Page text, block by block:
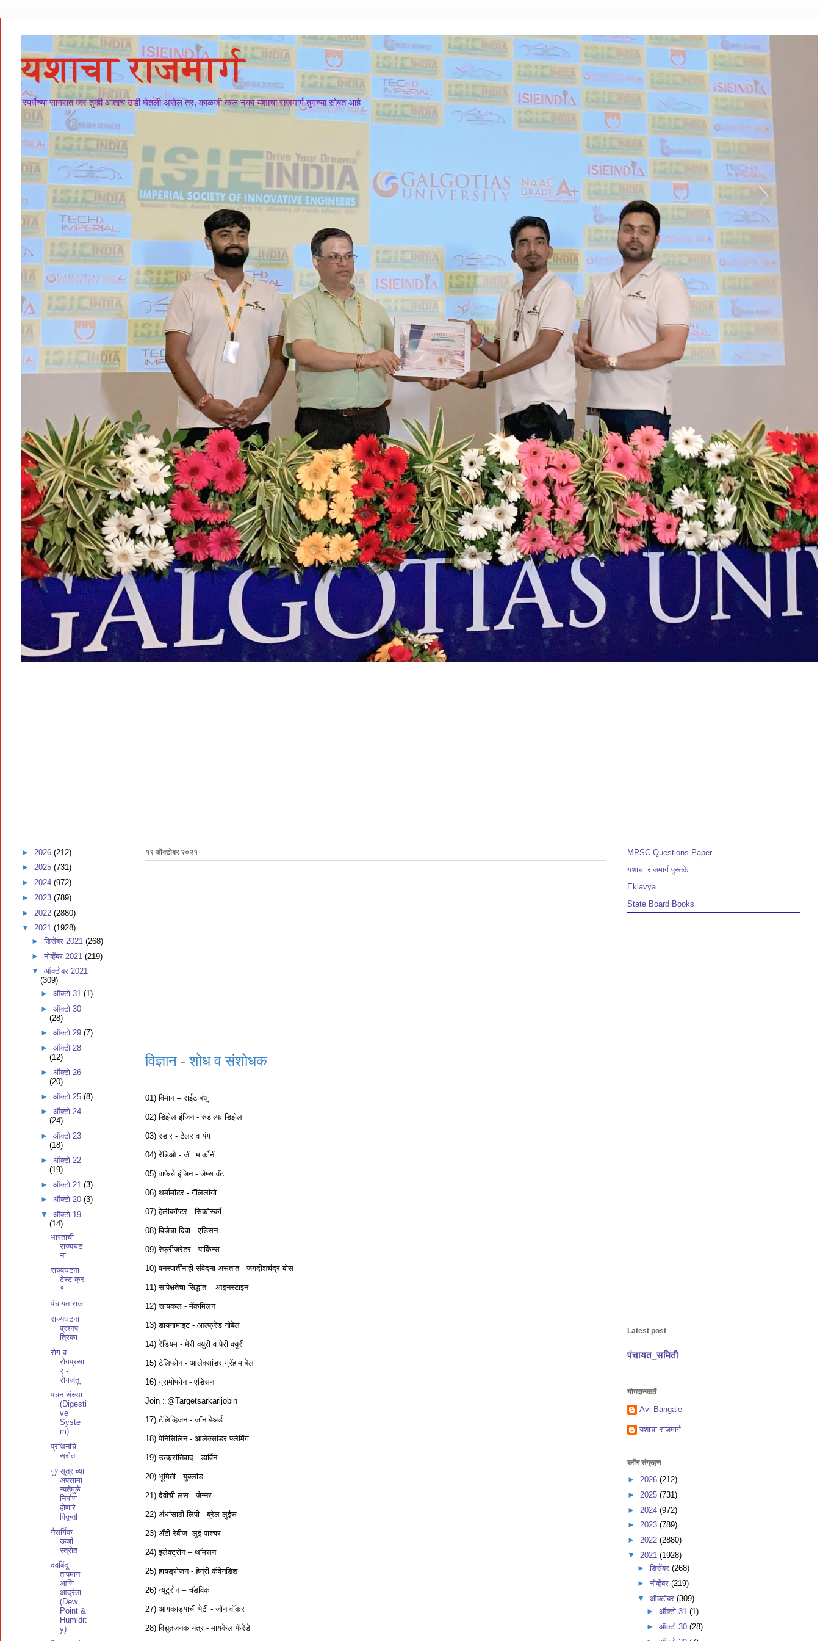
यशाचा राजमार्ग
स्पर्धेच्या सागरात जर तुम्ही आताच उडी घेतली असेल तर, काळजी करू नका यशाचा राजमार्ग तुमच्या सोबत आहे
१९ ऑक्टोबर २०२१
विज्ञान - शोध व संशोधक
01) विमान – राईट बंधू
02) डिझेल इंजिन - रुडाल्फ डिझेल
03) रडार - टेलर व यंग
04) रेडिओ - जी. मार्कोनी
05) वाफेचे इंजिन - जेम्स वॅट
06) थर्मामीटर - गॅलिलीयो
07) हेलीकॉप्टर - सिकोर्स्की
08) विजेचा दिवा - एडिसन
09) रेफ्रीजरेटर - पार्किन्स
10) वनस्पातींनाही संवेदना असतात - जगदीशचंद्र बोस
11) सापेक्षतेचा सिद्धांत – आइनस्टाइन
12) सायकल - मॅकमिलन
13) डायनामाइट - आल्फ्रेड नोबेल
14) रेडियम - मेरी क्युरी व पेरी क्युरी
15) टेलिफोन - आलेक्सांडर ग्रॅहाम बेल
16) ग्रामोफोन - एडिसन
Join : @Targetsarkarijobin
17) टेलिव्हिजन - जॉन बेअर्ड
18) पेनिसिलिन - आलेक्सांडर फ्लेमिंग
19) उत्क्रांतिवाद - डार्विन
20) भूमिती - युक्लीड
21) देवीची लस - जेन्नर
22) अंधांसाठी लिपी - ब्रेल लुईस
23) अँटी रेबीज -लुई पाश्चर
24) इलेक्ट्रोन – थॉमसन
25) हायड्रोजन - हेन्री कॅवेनडिश
26) न्यूट्रोन – चॅडविक
27) आगकाड्याची पेटी - जॉन वॉकर
28) विद्युतजनक यंत्र - मायकेल फॅरेडे
► 2026 (212)
► 2025 (731)
► 2024 (972)
► 2023 (789)
► 2022 (2880)
▼ 2021 (1928)
► डिसेंबर 2021 (268)
► नोव्हेंबर 2021 (219)
▼ ऑक्टोबर 2021
(309)
►ऑक्टो 31(1)
►ऑक्टो 30
(28)
►ऑक्टो 29(7)
►ऑक्टो 28
(12)
►ऑक्टो 26
(20)
►ऑक्टो 25(8)
►ऑक्टो 24
(24)
►ऑक्टो 23
(18)
►ऑक्टो 22
(19)
►ऑक्टो 21(3)
►ऑक्टो 20(3)
▼ऑक्टो 19
(14)
भारताची
राज्यघट
ना
राज्यघटना
टेस्ट क्र
१
पंचायत राज
राज्यघटना
प्रश्नप
त्रिका
रोग व
रोगप्रसा
र -
रोगजंतू
पचन संस्था
(Digesti
ve
Syste
m)
प्रथिनांचे
स्रोत
गुणसूत्राच्या
अपसामा
न्यतेमुळे
निर्माण
होणारे
विकृती
नैसर्गिक
ऊर्जा
स्त्रोत
दवबिंदू
तापमान
आणि
आर्द्रता
(Dew
Point &
Humidit
y)
MPSC Questions Paper
यशाचा राजमार्ग पुस्तके
Eklavya
State Board Books
Latest post
पंचायत_समिती
योगदानकर्ते
Avi Bangale
यशाचा राजमार्ग
ब्लॉग संग्रहण
► 2026 (212)
► 2025 (731)
► 2024 (972)
► 2023 (789)
► 2022 (2880)
▼ 2021 (1928)
► डिसेंबर (268)
► नोव्हेंबर (219)
▼ ऑक्टोबर (309)
►ऑक्टो 31(1)
►ऑक्टो 30(28)